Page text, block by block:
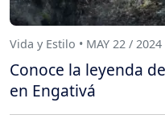
Vida y Estilo • MAY 22 / 2024
Conoce la leyenda
en Engativá